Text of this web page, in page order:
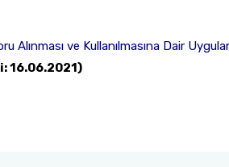
ve Kullanılmasına Dair
16.06.2021)